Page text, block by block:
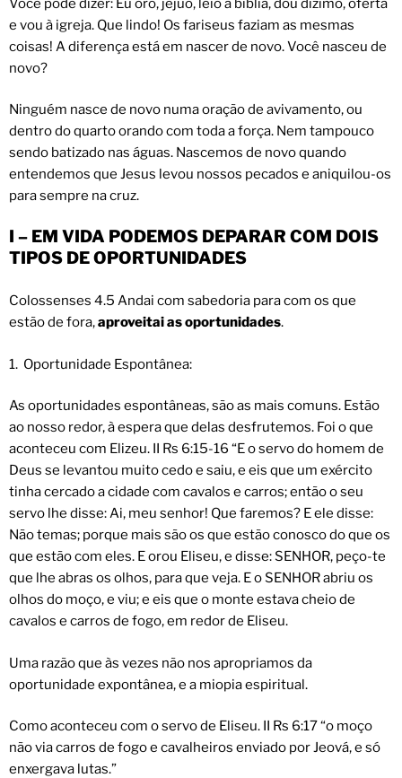
e vou à igreja. Que lindo! Os fariseus faziam as mesmas
coisas! A diferença está em nascer de novo. Você nasceu de
novo?
Ninguém nasce de novo numa oração de avivamento, ou
dentro do quarto orando com toda a força. Nem tampouco
sendo batizado nas águas. Nascemos de novo quando
entendemos que Jesus levou nossos pecados e aniquilou-os
para sempre na cruz.
I – EM VIDA PODEMOS DEPARAR COM DOIS
TIPOS DE OPORTUNIDADES
Colossenses 4.5 Andai com sabedoria para com os que
estão de fora,aproveitai as oportunidades.
1. Oportunidade Espontânea:
As oportunidades espontâneas, são as mais comuns. Estão
ao nosso redor, à espera que delas desfrutemos. Foi o que
aconteceu com Elizeu. II Rs 6:15-16 “E o servo do homem de
Deus se levantou muito cedo e saiu, e eis que um exército
tinha cercado a cidade com cavalos e carros; então o seu
servo lhe disse: Ai, meu senhor! Que faremos? E ele disse:
Não temas; porque mais são os que estão conosco do que os
que estão com eles. E orou Eliseu, e disse: SENHOR, peço-te
que lhe abras os olhos, para que veja. E o SENHOR abriu os
olhos do moço, e viu; e eis que o monte estava cheio de
cavalos e carros de fogo, em redor de Eliseu.
Uma razão que às vezes não nos apropriamos da
oportunidade expontânea, e a miopia espiritual.
Como aconteceu com o servo de Eliseu. II Rs 6:17 “o moço
não via carros de fogo e cavalheiros enviado por Jeová, e só
enxergava lutas.”